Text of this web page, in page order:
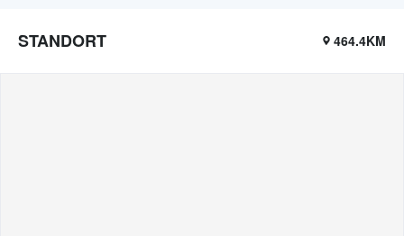
STANDORT 464.4KM